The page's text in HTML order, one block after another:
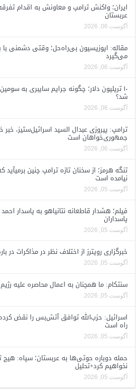
ایران؛ واکنش ترامپ و معاونش به اقدام
عربستان
آگوست 06, 2026
مقاله: اپوزیسیون بی‌راه‌حل؛ وقتی دشمنی با
می‌گیرد
آگوست 06, 2026
۱۰ تریلیون دلار؛ چگونه جرایم سایبری به
شد؟
آگوست 06, 2026
ترامپ: پیروزی عبدال السید اسرائیل‌ستیز، خبر
جمهوری‌خواهان است
آگوست 06, 2026
تنگه هرمز؛ از سخنان تازه ترامپ چنین
نیامده است
آگوست 05, 2026
فیلم؛ هشدار قاطعانه نتانیاهو به پاسدار
پاسداران
آگوست 05, 2026
خبرگزاری رویترز از اختلاف نظر در مذاکرات در
آگوست 05, 2026
سنتکام: ما همچنان به اعمال محاصره علیه
آگوست 05, 2026
اسرائیل: حزب‌الله توافق آتش‌بس را نقض
راه است
آگوست 05, 2026
حمله دوباره حوثی‌ها به عربستان؛ سپاه:
نخواهیم کرد+تحلیل
آگوست 05, 2026